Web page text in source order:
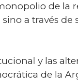
de la
a través de
y las
de la